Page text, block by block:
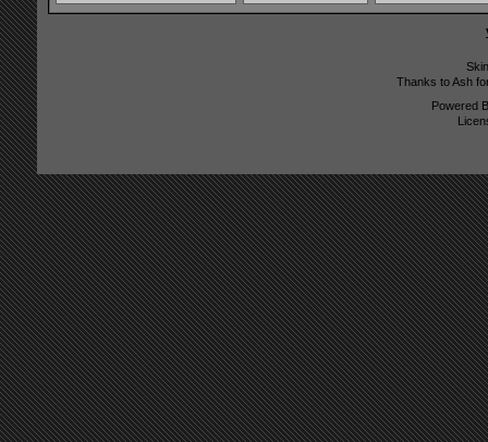
Thanks to Ash
Powered